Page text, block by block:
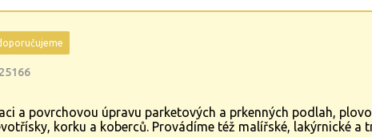
a povrchovou úpravu parketových a prkenných podlah,
korku a koberců. Provádíme též malířské, lakýrnické a